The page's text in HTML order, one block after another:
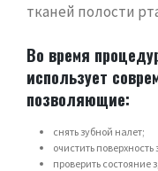
тканей полости
Во время
использует
позволяющие:
снять зубной налет;
очистить поверхность
проверить состояние